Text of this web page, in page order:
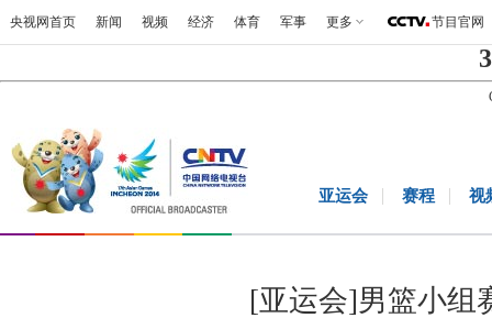
央视网首页 新闻 视频 经济 体育 军事 更多 节目官网
亚运会 赛程 视
[亚运会]男篮小组